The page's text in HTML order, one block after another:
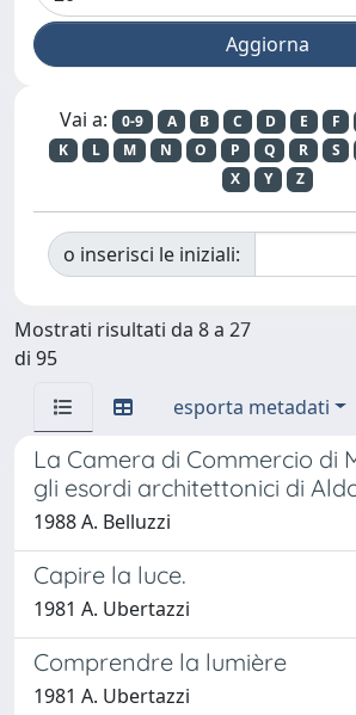
Vai a: 0-9 A B C D E F
K
L M N O P Q R S
X
Y Z
o inserisci le iniziali:
Mostrati risultati da 8 a 27
di 95
esporta metadati
La Camera di Commercio di
gli esordi architettonici di
1988 A. Belluzzi
Capire la luce.
1981 A. Ubertazzi
Comprendre la lumière
1981 A. Ubertazzi